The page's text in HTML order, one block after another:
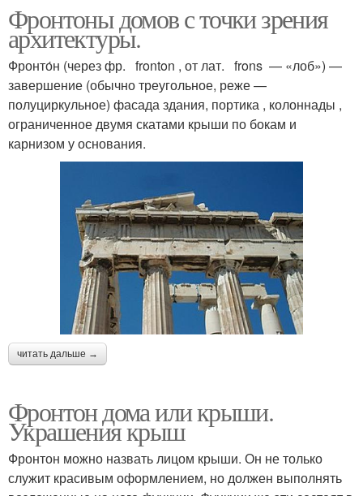
Фронтоны домов с точки зрения
архитектуры.
Фронто́н (через фр. fronton , от лат. frons — «лоб») —
завершение (обычно треугольное, реже —
полуциркульное) фасада здания, портика , колоннады ,
ограниченное двумя скатами крыши по бокам и
карнизом у основания.
читать дальше →
Фронтон дома или крыши.
Украшения крыш
Фронтон можно назвать лицом крыши. Он не только
служит красивым оформлением, но должен выполнять